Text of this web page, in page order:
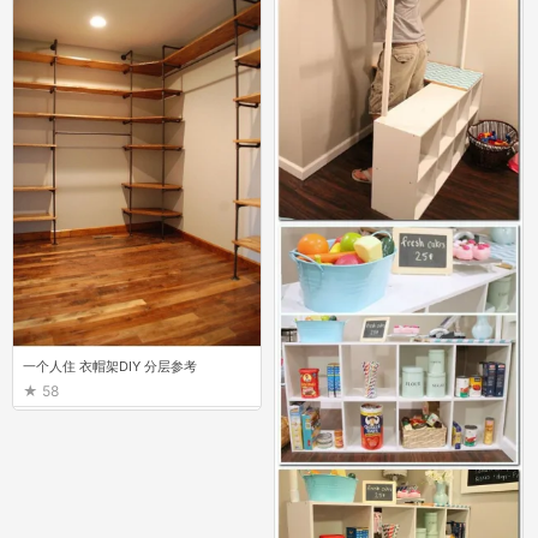
一个人住 衣帽架DIY 分层参考
58